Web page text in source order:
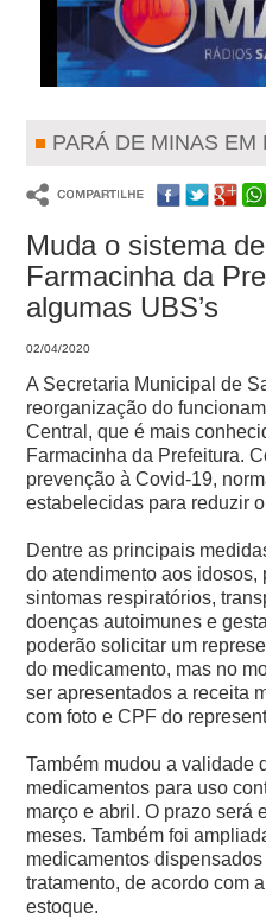
PARÁ DE MINAS EM
Muda o sistema
Farmacinha da
algumas UBS’s
02/04/2020
A Secretaria Municipal de
reorganização do
Central, que é mais
Farmacinha da Prefeitura.
prevenção à Covid-19,
estabelecidas para reduzir
Dentre as principais
do atendimento aos
sintomas respiratórios,
doenças autoimunes e
poderão solicitar um
do medicamento, mas no
ser apresentados a receita
com foto e CPF do
Também mudou a validade
medicamentos para uso
março e abril. O prazo será
meses. Também foi
medicamentos
tratamento, de acordo com
estoque.